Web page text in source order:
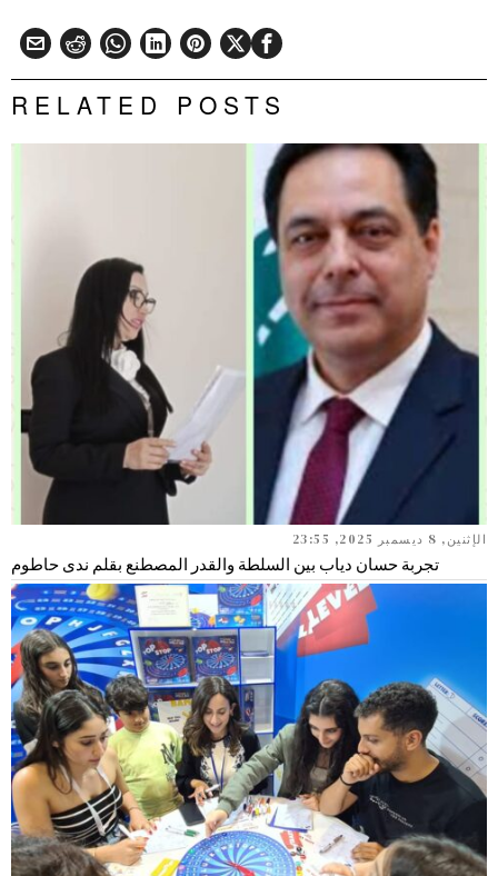
RELATED POSTS
الإثنين, 8 ديسمبر 2025, 23:55
تجربة حسان دياب بين السلطة والقدر المصطنع بقلم ندى حاطوم